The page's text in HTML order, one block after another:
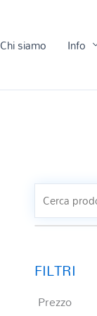
Chi siamo Info
Prezzo